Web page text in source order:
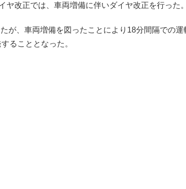
改正では、車両増備に伴いダイヤ改正を行った。
が、車両増備を図ったことにより18分間隔での運
ることとなった。